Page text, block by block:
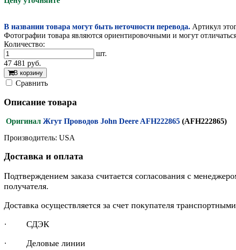
В названии товара могут быть неточности перевода. Артикул
Фотографии товара являются ориентировочными и могут
Количество:
шт.
47 481 руб.
В корзину
Cравнить
Описание товара
Оригинал Жгут Проводов John Deere AFH222865 (AFH222865)
Производитель: USA
Доставка и оплата
Подтверждением заказа считается согласования с
получателя.
Доставка осуществляется за счет покупателя
· СДЭК
· Деловые линии